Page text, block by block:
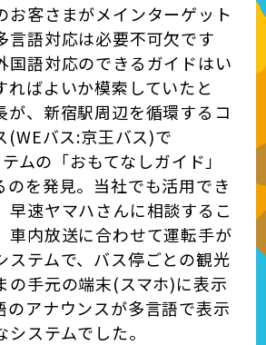
お客さまがメインターゲット
言語対応は必要不可欠です
国語対応のできるガイドはい
ればよいか模索していたと
が、新宿駅周辺を循環するコ
(WEバス:京王バス)で
ムの「おもてなしガイド」
のを発見。当社でも活用でき
早速ヤマハさんに相談するこ
車内放送に合わせて運転手が
ステムで、バス停ごとの観光
の手元の端末(スマホ)に表示
のアナウンスが多言語で表示
ステムでした。